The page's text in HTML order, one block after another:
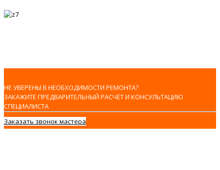
НЕ УВЕРЕНЫ В НЕОБХОДИМОСТИ РЕМОНТА?
ЗАКАЖИТЕ ПРЕДВАРИТЕЛЬНЫЙ РАСЧЁТ И КОНСУЛЬТАЦИЮ
СПЕЦИАЛИСТА
Заказать звонок мастера